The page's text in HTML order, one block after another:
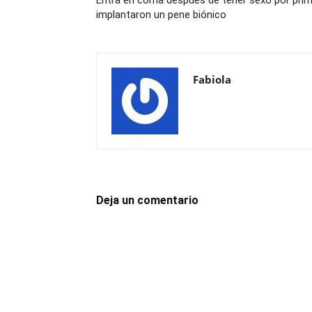
implantaron un pene biónico
Fabiola
Deja un comentario